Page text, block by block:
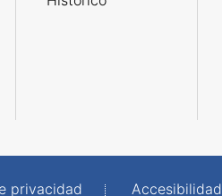
privacidad Accesibilidad